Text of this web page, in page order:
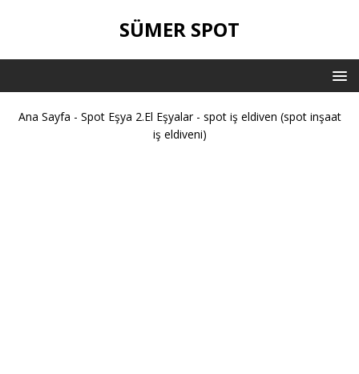
SÜMER SPOT
Ana Sayfa - Spot Eşya 2.El Eşyalar- spot iş eldiven (spot inşaat
iş eldiveni)